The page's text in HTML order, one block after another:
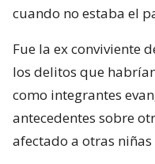
cuando no estaba el
Fue la ex conviviente
los delitos que
como integrantes
antecedentes sobre
afectado a otras